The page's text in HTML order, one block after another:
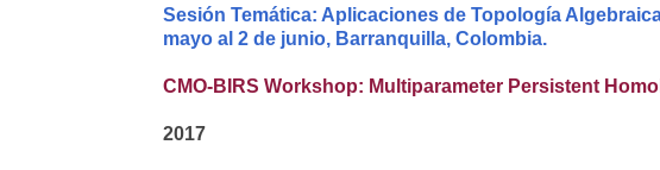
Sesión Temática: Aplicaciones de Topología
mayo al 2 de junio, Barranquilla, Colombia.
CMO-BIRS Workshop: Multiparameter Persistent
2017